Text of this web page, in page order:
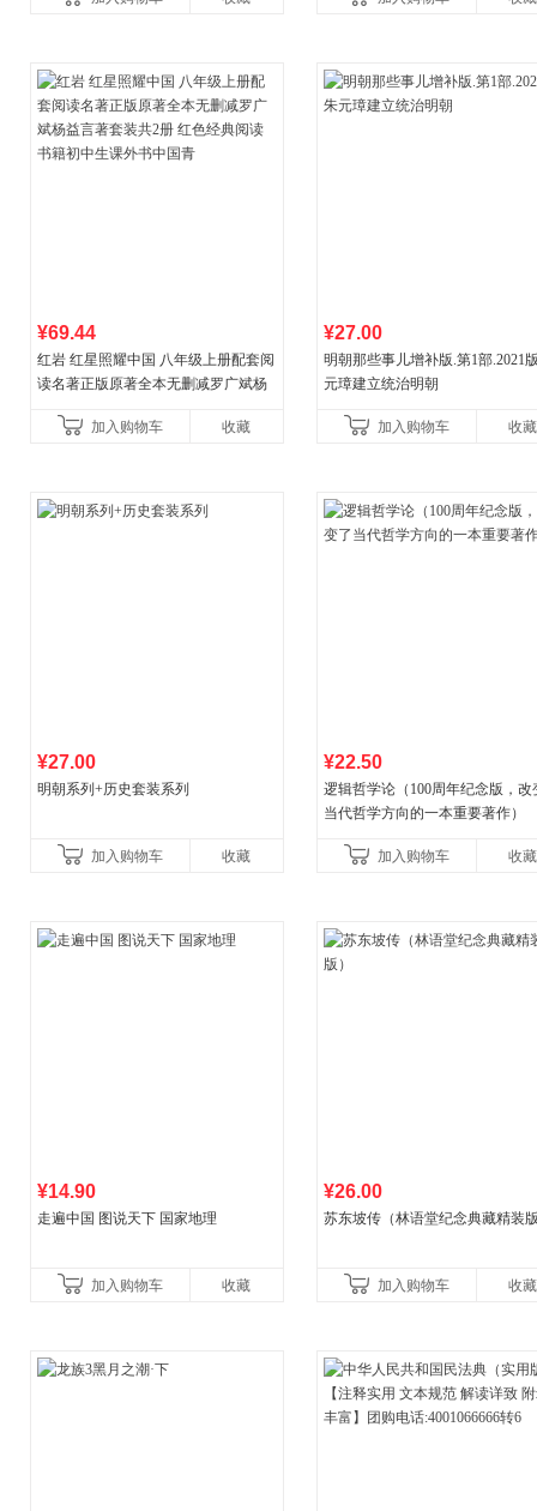
¥69.44
红岩 红星照耀中国 八年级上册配套阅
读名著正版原著全本无删减罗广斌杨
初中生课外书中国青
加入购物车 收藏
¥27.00
明朝那些事儿增补版.第1部.2021
元璋建立统治明朝
加入购物车 收藏
¥27.00
明朝系列+历史套装系列
加入购物车 收藏
¥22.50
逻辑哲学论（100周年纪念版，改
当代哲学方向的一本重要著作）
加入购物车 收藏
¥14.90
走遍中国 图说天下 国家地理
加入购物车 收藏
¥26.00
苏东坡传（林语堂纪念典藏精装
加入购物车 收藏